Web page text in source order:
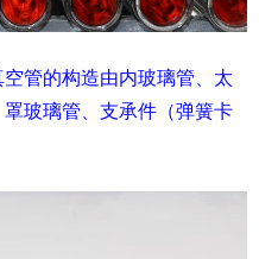
管的构造由内玻璃管、太
玻璃管、支承件（弹簧卡